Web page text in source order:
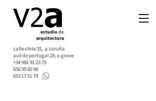
estudiode
arquitectura
calle chile 35, a coruña
avd de portugal 28, o grove
+34 981 91 23 75
656 95 60 98
653 17 51 78